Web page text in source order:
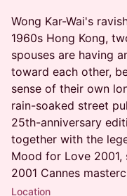
Wong Kar-Wai's
1960s Hong Kong,
spouses are having
toward each other,
sense of their own
rain-soaked street
25th-anniversary
together with the
Mood for Love
2001 Cannes
Location